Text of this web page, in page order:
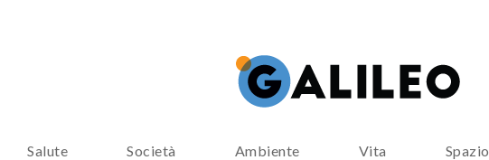
Salute Società Ambiente Vita Spazio